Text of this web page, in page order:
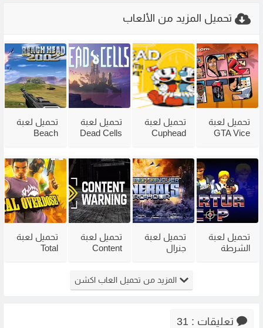
تحميل المزيد من الألعاب
تحميل لعبة
GTA Vice
مضغوطة
من ميديا
فاير
تحميل لعبة
Cuphead
فاير بحجم
صغير
تحميل لعبة
Dead Cells
الاضافات
تحميل لعبة
Beach
من ميديا
فاير
تحميل لعبة
الشرطة
تحميل لعبة
جنرال
Zero Hour
للكمبيوتر
تحميل لعبة
Content
من ميديا
فاير
تحميل لعبة
Total
مضغوطة
المزيد من تحميل العاب اكشن
تعليقات : 31